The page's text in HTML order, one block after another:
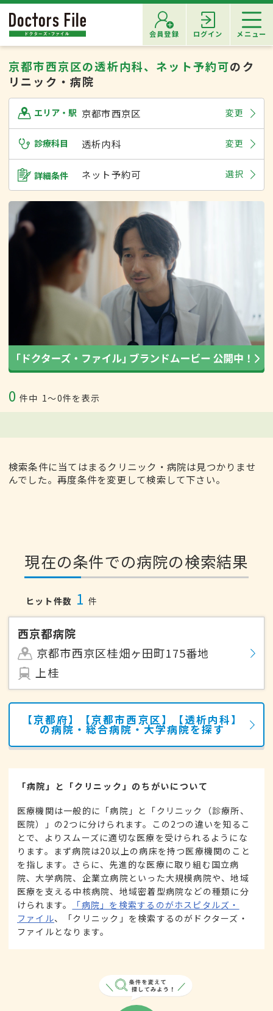
会員登録 ログイン メニュー
京都市西京区の透析内科、ネット予約可のク
リニック・病院
エリア・駅 京都市西京区 変更
診療科目 透析内科 変更
詳細条件 ネット予約可 選択
0 件中 1〜0件を表示
検索条件に当てはまるクリニック・病院は見つかりませ
んでした。再度条件を変更して検索して下さい。
現在の条件での病院の検索結果
ヒット件数 1 件
西京都病院
京都市西京区桂畑ヶ田町175番地
上桂
【京都府】【京都市西京区】【透析内科】
の病院・総合病院・大学病院を探す
「病院」と「クリニック」のちがいについて
医療機関は一般的に「病院」と「クリニック（診療所、
医院）」の2つに分けられます。この2つの違いを知るこ
とで、よりスムーズに適切な医療を受けられるようにな
ります。まず病院は20以上の病床を持つ医療機関のこと
を指します。さらに、先進的な医療に取り組む国立病
院、大学病院、企業立病院といった大規模病院や、地域
医療を支える中核病院、地域密着型病院などの種類に分
けられます。
「病院」を検索するのがホスピタルズ・
ファイル、「クリニック」を検索するのがドクターズ・
ファイルとなります。